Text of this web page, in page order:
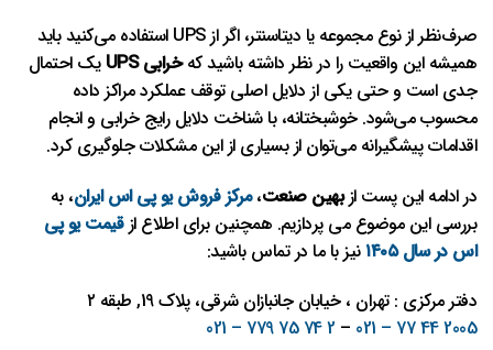
صرف‌نظر از نوع مجموعه یا دیتاسنتر، اگر از UPS استفاده می‌کنید باید
همیشه این واقعیت را در نظر داشته باشید کهخرابی UPS
یک احتمال
جدی است و حتی یکی از دلایل اصلی توقف عملکرد مراکز داده
محسوب می‌شود. خوشبختانه، با شناخت دلایل رایج خرابی و انجام
اقدامات پیشگیرانه می‌توان از بسیاری از این مشکلات جلوگیری کرد.
در ادامه این پست ازبهین صنعت،مرکز فروش یو پی اس ایران، به
بررسی این موضوع می پردازیم. همچنین برای اطلاع ازقیمت یو پی
اس در سال ۱۴۰۵
نیز با ما در تماس باشید:
دفتر مرکزی : تهران ، خیابان جانبازان شرقی، پلاک 19, طبقه ۲
2005 44 77 – 021
–
2 74 75 779 – 021